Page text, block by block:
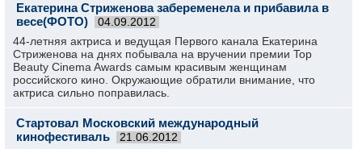
Екатерина Стриженова забеременела и прибавила в
весе(ФОТО)
04.09.2012
44-летняя актриса и ведущая Первого канала Екатерина
Стриженова на днях побывала на вручении премии Top
Beauty Cinema Awards самым красивым женщинам
российского кино. Окружающие обратили внимание, что
актриса сильно поправилась.
Стартовал Московский международный
кинофестиваль
21.06.2012